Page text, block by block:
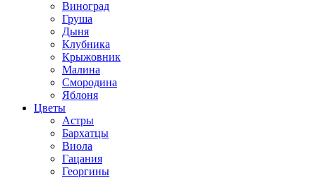
Виноград
Груша
Дыня
Клубника
Крыжовник
Малина
Смородина
Яблоня
Цветы
Астры
Бархатцы
Виола
Гацания
Георгины